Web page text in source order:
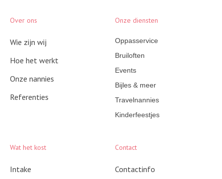
Over ons
Wie zijn wij
Hoe het werkt
Onze nannies
Referenties
Wat het kost
Intake
Contact
Contactinfo
Onze diensten
Oppasservice
Bruiloften
Events
Bijles & meer
Travelnannies
Kinderfeestjes